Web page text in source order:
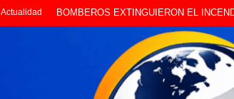
Actualidad LA POLICÍA INVESTIGA ROBO A